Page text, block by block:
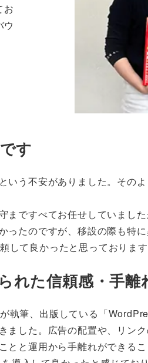
お
ウ
す
う不安がありました。その
ですべてお任せしていまし
たのですが、移設の際も特
して良かったと思っておりま
れた信頼感・手
筆、出版している「
した。広告の配置や、リン
と運用から手離れができる